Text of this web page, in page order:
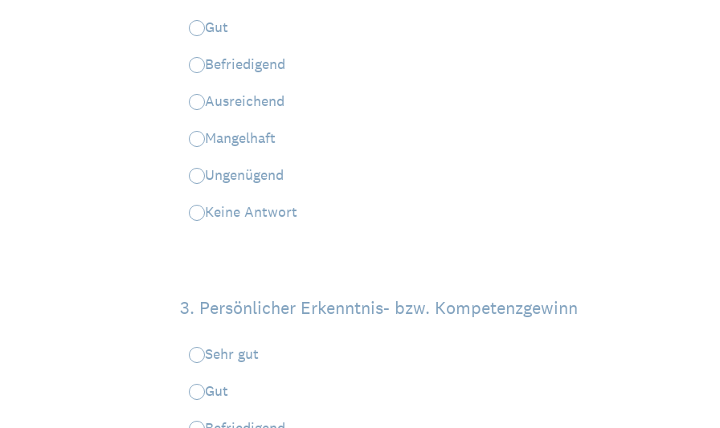
Gut
Befriedigend
Ausreichend
Mangelhaft
Ungenügend
Keine Antwort
3. Persönlicher Erkenntnis- bzw. Kompetenzgewinn
Sehr gut
Gut